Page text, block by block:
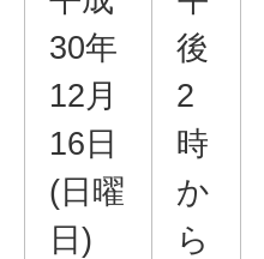
30年
12月
16日
(日曜
日)
後
2
時
か
ら